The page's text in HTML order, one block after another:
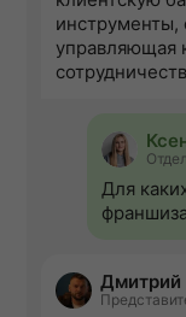
инструменты,
управляющая
Для
Дмитрий